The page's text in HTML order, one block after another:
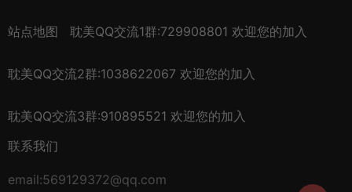
站点地图 耽美QQ交流1群:729908801 欢迎您的加入
耽美QQ交流2群:1038622067 欢迎您的加入
耽美QQ交流3群:910895521 欢迎您的加入
联系我们
email:569129372@qq.com